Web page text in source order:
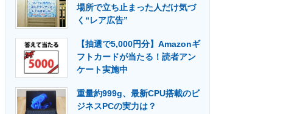
場所で立ち止まった人だけ気づ
く“レア広告”
【抽選で5,000円分】Amazonギ
フトカードが当たる！読者アン
ケート実施中
重量約999g、最新CPU搭載のビ
ジネスPCの実力は？